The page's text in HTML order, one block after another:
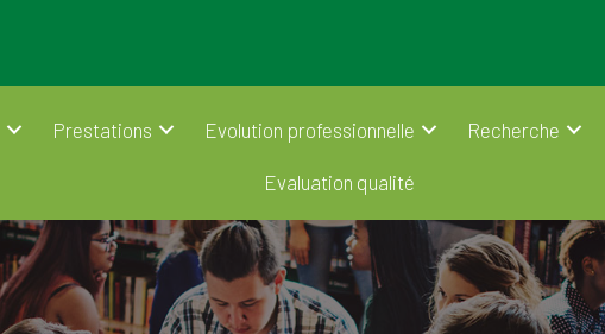
Prestations Evolution professionnelle Recherche
Evaluation qualité